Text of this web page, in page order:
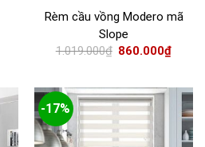
Rèm cầu vồng Modero mã
Slope
1.019.000₫ 860.000₫
-17%